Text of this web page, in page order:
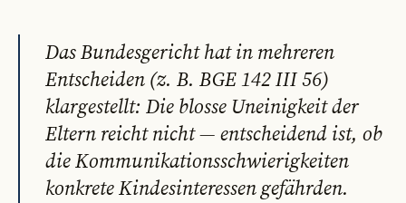
Das Bundesgericht hat in mehreren
Entscheiden (z. B. BGE 142 III 56)
klargestellt: Die blosse Uneinigkeit der
Eltern reicht nicht — entscheidend ist, ob
die Kommunikationsschwierigkeiten
konkrete Kindesinteressen gefährden.